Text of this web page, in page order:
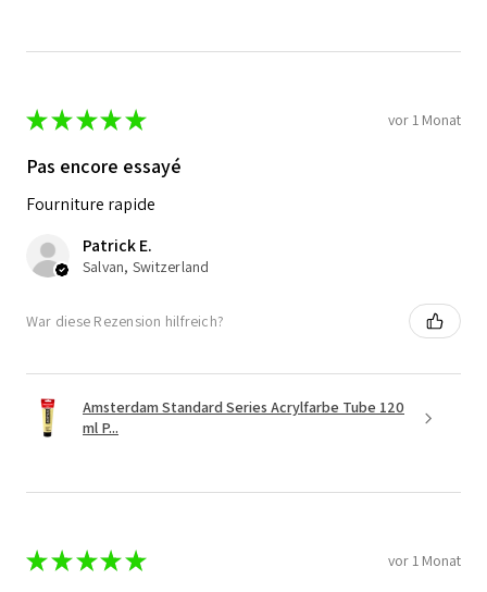
★★ ★★★ vor 1 Monat
Pas encore essayé
Fourniture rapide
Patrick E.
Salvan, Switzerland
War diese Rezension hilfreich?
Amsterdam Standard Series Acrylfarbe Tube 120
ml P...
★★ ★★★ vor 1 Monat